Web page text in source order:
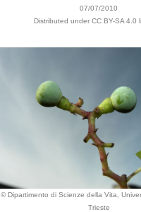
07/07/2010
Distributed under CC BY-SA 4.0
© Dipartimento di Scienze della Vita,
Trieste